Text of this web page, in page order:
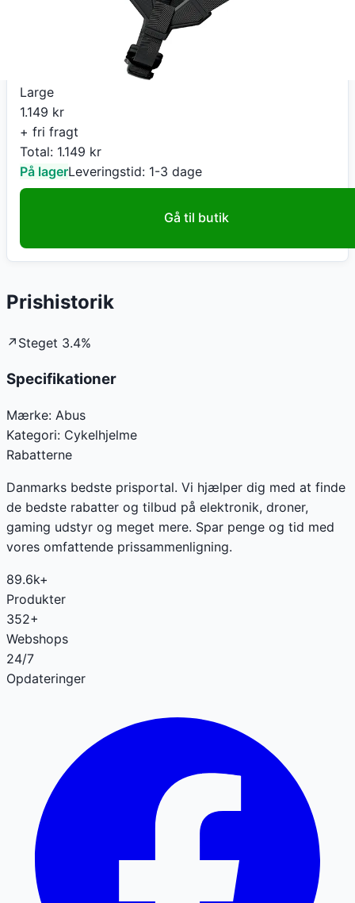
Abus Urban-I 4.0 ACE honey yellow cykelhjelm
Large
1.149 kr
+ fri fragt
Total: 1.149 kr
På lagerLeveringstid: 1-3 dage
Gå til butik
Prishistorik
↗ Steget 3.4%
Specifikationer
Mærke: Abus
Kategori: Cykelhjelme
Rabatterne
Danmarks bedste prisportal. Vi hjælper dig med at finde
de bedste rabatter og tilbud på elektronik, droner,
gaming udstyr og meget mere. Spar penge og tid med
vores omfattende prissammenligning.
89.6k+
Produkter
352+
Webshops
24/7
Opdateringer